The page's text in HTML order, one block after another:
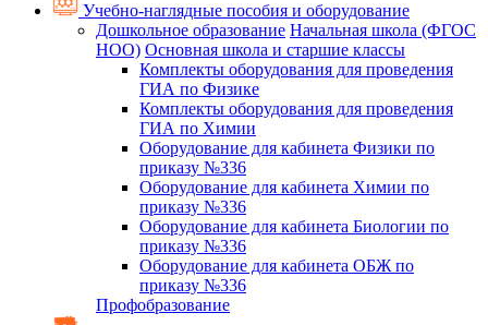
Учебно-наглядные пособия и оборудование
Дошкольное образование Начальная школа (ФГОС
НОО) Основная школа и старшие классы
Комплекты оборудования для проведения
ГИА по Физике
Комплекты оборудования для проведения
ГИА по Химии
Оборудование для кабинета Физики по
приказу №336
Оборудование для кабинета Химии по
приказу №336
Оборудование для кабинета Биологии по
приказу №336
Оборудование для кабинета ОБЖ по
приказу №336
Профобразование